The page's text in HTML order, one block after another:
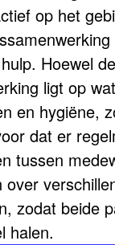
op het
Hoewel
ligt op
en hygiëne,
dat er
tussen
over
zodat beide
halen.